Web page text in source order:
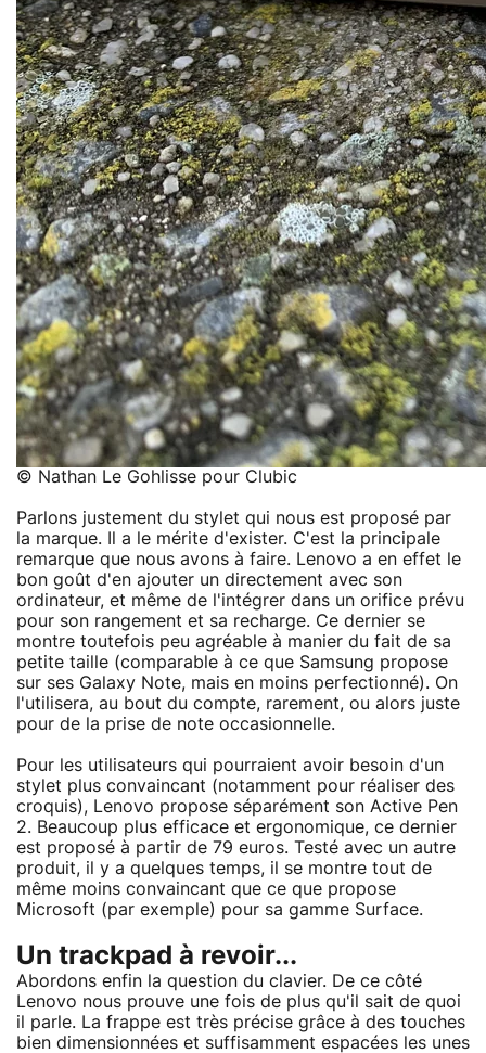
© Nathan Le Gohlisse pour Clubic
Parlons justement du stylet qui nous est proposé par
la marque. Il a le mérite d'exister. C'est la principale
remarque que nous avons à faire. Lenovo a en effet le
bon goût d'en ajouter un directement avec son
ordinateur, et même de l'intégrer dans un orifice prévu
pour son rangement et sa recharge. Ce dernier se
montre toutefois peu agréable à manier du fait de sa
petite taille (comparable à ce que Samsung propose
sur ses Galaxy Note, mais en moins perfectionné). On
l'utilisera, au bout du compte, rarement, ou alors juste
pour de la prise de note occasionnelle.
Pour les utilisateurs qui pourraient avoir besoin d'un
stylet plus convaincant (notamment pour réaliser des
croquis), Lenovo propose séparément son Active Pen
2. Beaucoup plus efficace et ergonomique, ce dernier
est proposé à partir de 79 euros. Testé avec un autre
produit, il y a quelques temps, il se montre tout de
même moins convaincant que ce que propose
Microsoft (par exemple) pour sa gamme Surface.
Un trackpad à revoir...
Abordons enfin la question du clavier. De ce côté
Lenovo nous prouve une fois de plus qu'il sait de quoi
il parle. La frappe est très précise grâce à des touches
bien dimensionnées et suffisamment espacées les unes